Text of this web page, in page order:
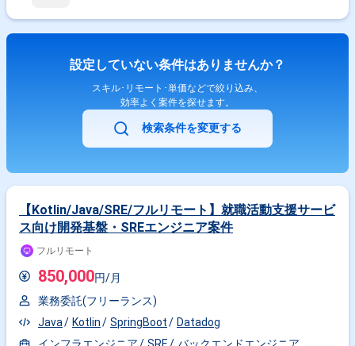
ことができます。 【開発環境】 PythonおよびSQLを用いたデータ処理・
想定されています。
設定していない条件はありませんか？
スキル･リモート･単価などで絞り込み、
効率よく案件を探せます。
検索条件を変更する
【Kotlin/Java/SRE/フルリモート】就職活動支援サービ
ス向け開発基盤・SREエンジニア案件
フルリモート
850,000円/月
業務委託(フリーランス)
Java
Kotlin SpringBoot
Datadog
インフラエンジニア
SRE バックエンドエンジニア